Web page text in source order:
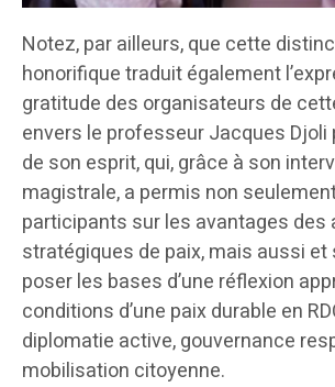
Notez, par ailleurs, que cette
honorifique traduit également
gratitude des organisateurs de
envers le professeur Jacques Djoli
de son esprit, qui, grâce à son
magistrale, a permis non
participants sur les avantages des
stratégiques de paix, mais aussi et
poser les bases d’une réflexion
conditions d’une paix durable en
diplomatie active, gouvernance
mobilisation citoyenne.